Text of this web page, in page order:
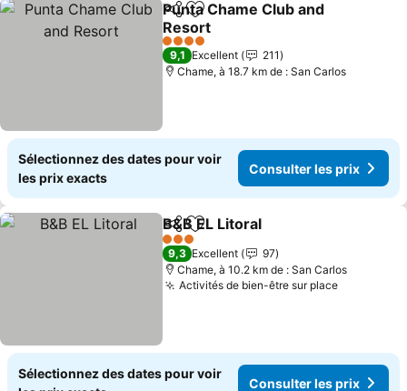
PartagerAjouter à mes favoris
Punta Chame Club and
Resort
4 Étoiles
9,1 Excellent
211
Chame, à 18.7 km de : San Carlos
Sélectionnez des dates pour voir
les prix exacts
Consulter les prix
PartagerAjouter à mes favoris
B&B EL Litoral
3 Étoiles
9,3 Excellent
97
Chame, à 10.2 km de : San Carlos
Activités de bien-être sur place
Sélectionnez des dates pour voir
Consulter les prix